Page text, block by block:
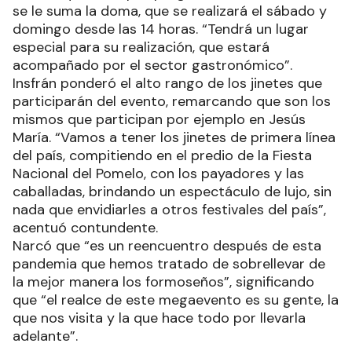
se le suma la doma, que se realizará el sábado y
domingo desde las 14 horas. “Tendrá un lugar
especial para su realización, que estará
acompañado por el sector gastronómico”.
Insfrán ponderó el alto rango de los jinetes que
participarán del evento, remarcando que son los
mismos que participan por ejemplo en Jesús
María. “Vamos a tener los jinetes de primera línea
del país, compitiendo en el predio de la Fiesta
Nacional del Pomelo, con los payadores y las
caballadas, brindando un espectáculo de lujo, sin
nada que envidiarles a otros festivales del país”,
acentuó contundente.
Narcó que “es un reencuentro después de esta
pandemia que hemos tratado de sobrellevar de
la mejor manera los formoseños”, significando
que “el realce de este megaevento es su gente, la
que nos visita y la que hace todo por llevarla
adelante”.